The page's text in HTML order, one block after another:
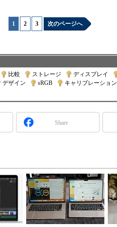
1 2 3 次のページへ
比較 ストレージ ディスプレイ
デザイン sRGB キャリブレーション
Share